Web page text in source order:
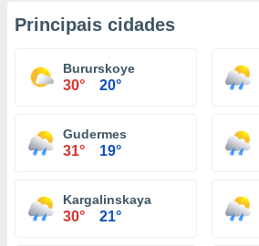
Principais cidades
Bururskoye
30° 20°
Gudermes
31° 19°
Kargalinskaya
30° 21°